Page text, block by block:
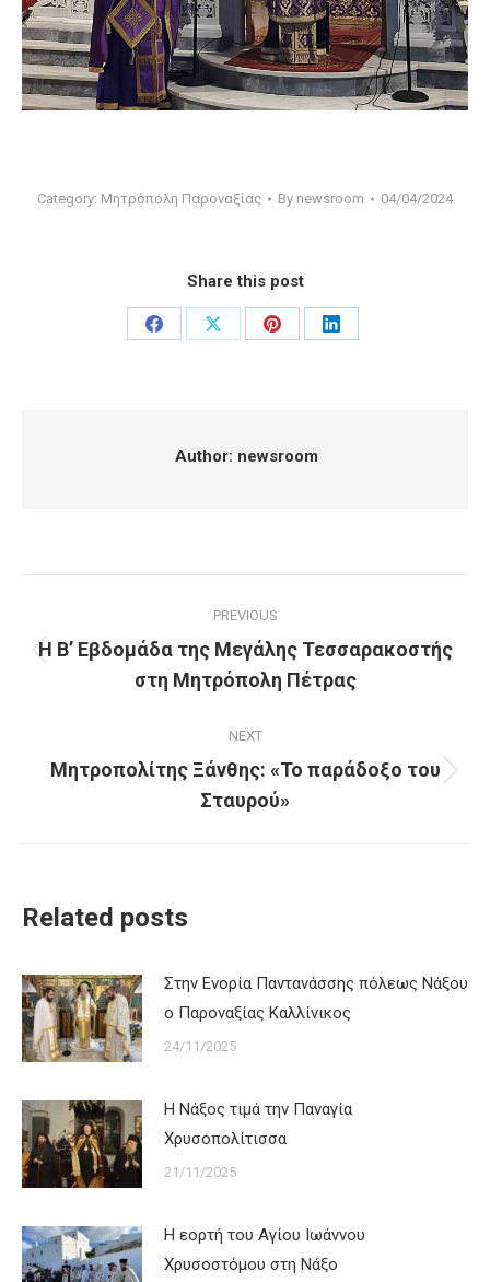
Category: Μητρόπολη Παροναξίας By newsroom 04/04/2024
Share this post
Share
Share
Share
Share
Author: newsroom
navigation
PREVIOUS
Previous
post:
H Β’ Εβδομάδα της Μεγάλης Τεσσαρακοστής
στη Μητρόπολη Πέτρας
NEXT
Next
post:
Μητροπολίτης Ξάνθης: «Το παράδοξο του
Σταυρού»
Related posts
Στην Ενορία Παντανάσσης πόλεως Νάξου
ο Παροναξίας Καλλίνικος
24/11/2025
Η Νάξος τιμά την Παναγία
Χρυσοπολίτισσα
21/11/2025
Η εορτή του Αγίου Ιωάννου
Χρυσοστόμου στη Νάξο